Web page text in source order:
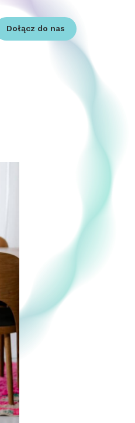
Dołącz do nas